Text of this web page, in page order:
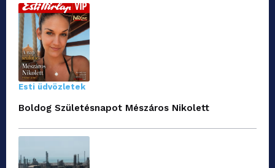
Esti üdvözletek
Boldog Születésnapot Mészáros Nikolett